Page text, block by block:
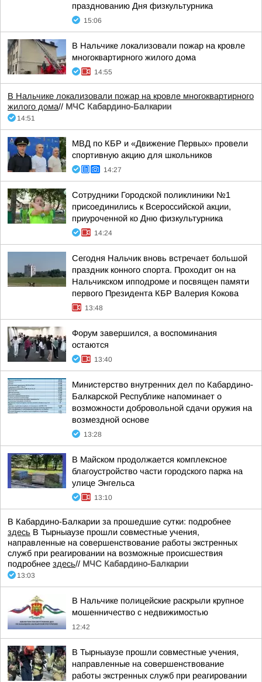
празднованию Дня физкультурника
15:06
В Нальчике локализовали пожар на кровле
многоквартирного жилого дома
14:55
В Нальчике локализовали пожар на кровле многоквартирного
жилого дома// МЧС Кабардино-Балкарии
14:51
МВД по КБР и «Движение Первых» провели
спортивную акцию для школьников
14:27
Сотрудники Городской поликлиники №1
присоединились к Всероссийской акции,
приуроченной ко Дню физкультурника
14:24
Сегодня Нальчик вновь встречает большой
праздник конного спорта. Проходит он на
Нальчикском ипподроме и посвящен памяти
первого Президента КБР Валерия Кокова
13:48
Форум завершился, а воспоминания
остаются
13:40
Министерство внутренних дел по Кабардино-
Балкарской Республике напоминает о
возможности добровольной сдачи оружия на
возмездной основе
13:28
В Майском продолжается комплексное
благоустройство части городского парка на
улице Энгельса
13:10
В Кабардино-Балкарии за прошедшие сутки: подробнее
здесь В Тырныаузе прошли совместные учения,
направленные на совершенствование работы экстренных
служб при реагировании на возможные происшествия
подробнее здесь// МЧС Кабардино-Балкарии
13:03
В Нальчике полицейские раскрыли крупное
мошенничество с недвижимостью
12:42
В Тырныаузе прошли совместные учения,
направленные на совершенствование
работы экстренных служб при реагировании